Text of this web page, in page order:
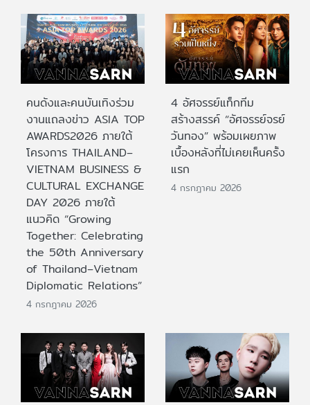
คนดังและคนบันเทิงร่วม
งานแถลงข่าว ASIA TOP
AWARDS2026 ภายใต้
โครงการ THAILAND–
VIETNAM BUSINESS &
CULTURAL EXCHANGE
DAY 2026 ภายใต้
แนวคิด “Growing
Together: Celebrating
the 50th Anniversary
of Thailand–Vietnam
Diplomatic Relations”
4 กรกฎาคม 2026
4 อัศจรรย์แท็กทีม
สร้างสรรค์ “อัศจรรย์จรย์
วันทอง” พร้อมเผยภาพ
เบื้องหลังที่ไม่เคยเห็นครั้ง
แรก
4 กรกฎาคม 2026